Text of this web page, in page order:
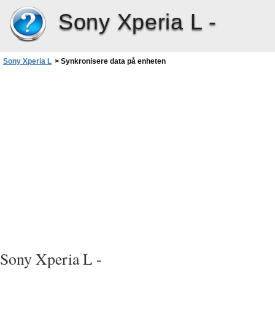
Sony Xperia L -
Sony Xperia L > Synkronisere data på enheten
Sony Xperia L -